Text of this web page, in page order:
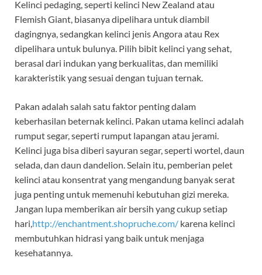
Kelinci pedaging, seperti kelinci New Zealand atau
Flemish Giant, biasanya dipelihara untuk diambil
dagingnya, sedangkan kelinci jenis Angora atau Rex
dipelihara untuk bulunya. Pilih bibit kelinci yang sehat,
berasal dari indukan yang berkualitas, dan memiliki
karakteristik yang sesuai dengan tujuan ternak.
Pakan adalah salah satu faktor penting dalam
keberhasilan beternak kelinci. Pakan utama kelinci adalah
rumput segar, seperti rumput lapangan atau jerami.
Kelinci juga bisa diberi sayuran segar, seperti wortel, daun
selada, dan daun dandelion. Selain itu, pemberian pelet
kelinci atau konsentrat yang mengandung banyak serat
juga penting untuk memenuhi kebutuhan gizi mereka.
Jangan lupa memberikan air bersih yang cukup setiap
hari,http://enchantment.shopruche.com/ karena kelinci
membutuhkan hidrasi yang baik untuk menjaga
kesehatannya.